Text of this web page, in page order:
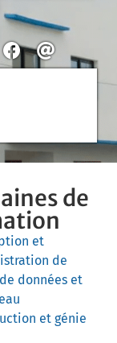
de
et
de
données et
et génie